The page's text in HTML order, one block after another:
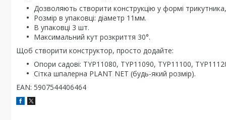
Дозволяють створити конструкцію у формі
Розмір в упаковці: діаметр 11мм.
В упаковці 3 шт.
Максимальний кут розкриття 30°.
Щоб створити конструктор, просто додайте:
Опори садові: TYP11080, TYP11090, TYP11100,
Сітка шпалерна PLANT NET (будь-який розмір).
EAN: 5907544406464